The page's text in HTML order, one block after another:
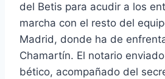
del Betis para acudir a los
marcha con el resto del
Madrid, donde ha de
Chamartín. El notario
bético, acompañado del